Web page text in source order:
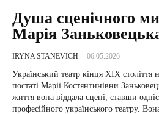
Душа сценічного
Марія
IRYNA STANEVICH - 06.05.2026
Український театр кінця ХІХ
постаті Марії Костянтинівни
життя вона віддала сцені, ставши
професійного українського театру.